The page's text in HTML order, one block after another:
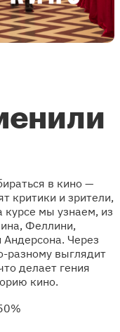
в кино —
критики и зрители,
мы узнаем, из
Феллини,
Андерсона. Через
разному выглядит
делает гения
кино.